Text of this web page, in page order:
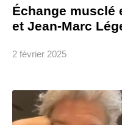
Échange musclé
et Jean-Marc
2 février 2025